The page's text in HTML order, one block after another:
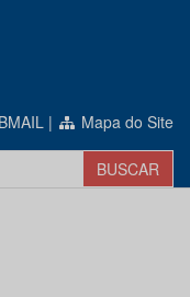
| Mapa do Site